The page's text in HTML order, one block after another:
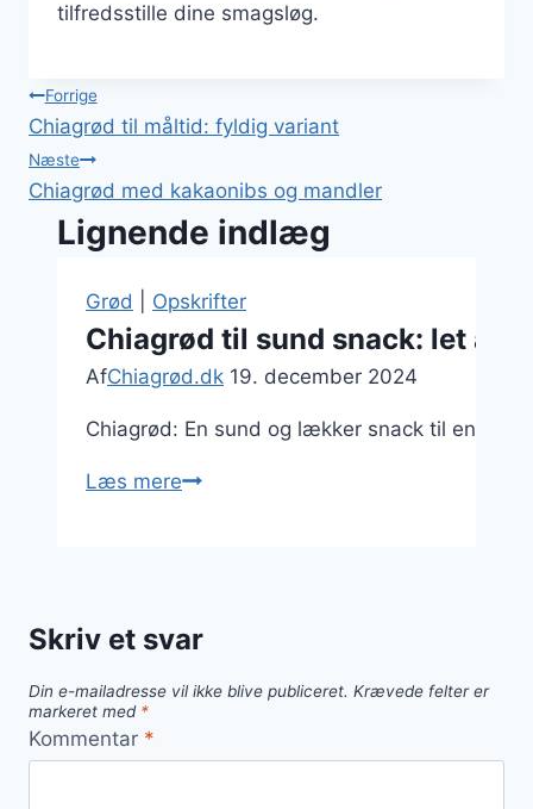
tilfredsstille dine smagsløg.
Indlægsnavigation
Forrige
Chiagrød til måltid: fyldig variant
Næste
Chiagrød med kakaonibs og mandler
Lignende indlæg
Grød Opskrifter
Chiagrød til sund snack: let at
AfChiagrød.dk 19. december 2024
Chiagrød: En sund og lækker snack til
Læs mereChiagrød
at
Skriv et svar
Din e-mailadresse vil ikke blive publiceret. Krævede felter er
markeret med *
Kommentar *